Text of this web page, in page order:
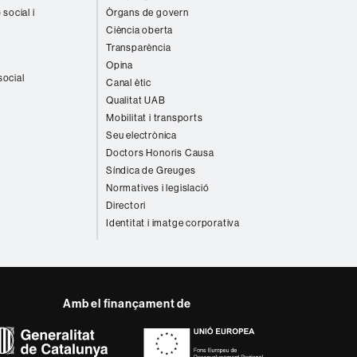
social i
Òrgans de govern
Ciència oberta
Transparència
Opina
Canal ètic
Qualitat UAB
Mobilitat i transports
Seu electrònica
Doctors Honoris Causa
Síndica de Greuges
Normatives i legislació
Directori
Identitat i imatge corporativa
Amb el finançament de